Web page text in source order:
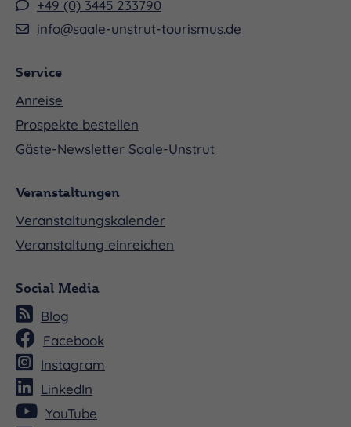
+49 (0) 3445 233790
info@saale-unstrut-tourismus.de
Service
Anreise
Prospekte bestellen
Gäste-Newsletter Saale-Unstrut
Veranstaltungen
Veranstaltungskalender
Veranstaltung einreichen
Social Media
Blog
Facebook
Instagram
LinkedIn
YouTube